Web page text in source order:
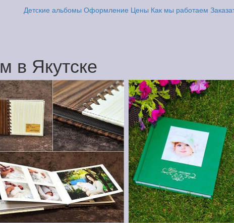
Детские альбомы Оформление Цены Как мы работаем
в Якутске